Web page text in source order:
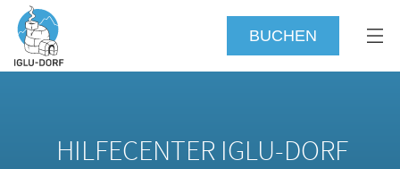
BUCHEN
HILFECENTER IGLU-DORF